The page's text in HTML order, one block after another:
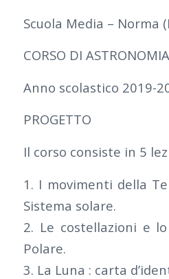
Scuola Media – Norma
CORSO DI ASTRONOMIA
Anno scolastico 2019-
PROGETTO
Il corso consiste in 5
1. I movimenti della
Sistema solare.
2. Le costellazioni e
Polare.
3. La Luna : carta